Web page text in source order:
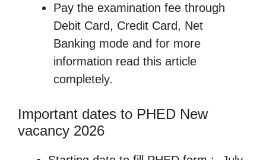
Pay the examination fee through
Debit Card, Credit Card, Net
Banking mode and for more
information read this article
completely.
Important dates to PHED New
vacancy 2026